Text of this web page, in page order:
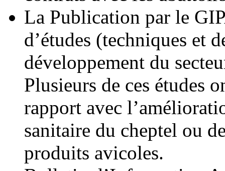
La Publication par le
d’études (techniques et
développement du
Plusieurs de ces études
rapport avec
sanitaire du cheptel ou
produits avicoles.